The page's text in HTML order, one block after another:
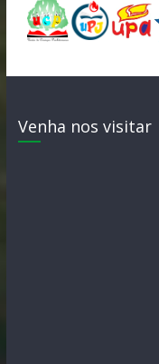
Venha nos visitar